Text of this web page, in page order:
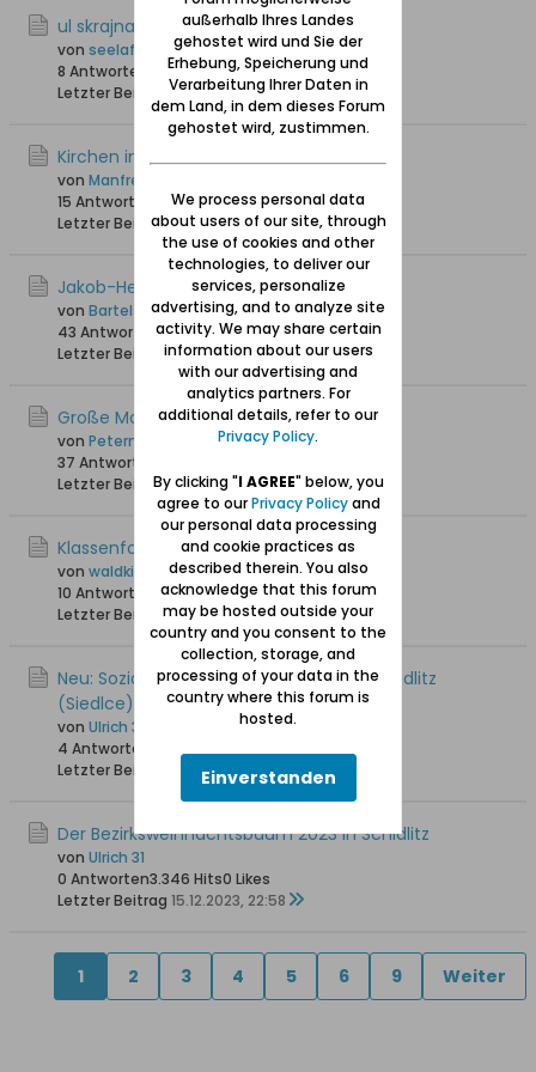
ul skrajna
von seelaff
8 Antworten
5.627 Hits0 Likes
Letzter Beitrag
02.09.2025, 15:09
Kirchen in Schidlitz
von Manfrederik
15 Antworten
11.225 Hits0 Likes
Letzter Beitrag25.01.2025, 13:11
Jakob-Hegge-Kapelle Schidlitz
von Bartels
43 Antworten58.117 Hits0 Likes
Letzter Beitrag30.12.2024, 15:36
Große Molde
von Petermann
37 Antworten
Letzter Beitrag 01.08.2024, 11:59
Klassenfoto Jahrgang 1930
von waldkind
10 Antworten
4.962 Hits0 Likes
Letzter Beitrag19.06.2024, 15:39
Neu: Soziales Café "Caffe Aktywni" in Schidlitz
(Siedlce)
von Ulrich 31
4 Antworten
Letzter Beitrag
21.12.2023, 23:57
Der Bezirksweihnachtsbaum 2023 in Schidlitz
von Ulrich 31
0 Antworten3.346 Hits0 Likes
Letzter Beitrag 15.12.2023, 22:58
1 2 3 4 5 6 9 Weiter
außerhalb Ihres Landes
gehostet wird und Sie der
Erhebung, Speicherung und
Verarbeitung Ihrer Daten in
dem Land, in dem dieses Forum
gehostet wird, zustimmen.
We process personal data
about users of our site, through
the use of cookies and other
technologies, to deliver our
services, personalize
advertising, and to analyze site
activity. We may share certain
information about our users
with our advertising and
analytics partners. For
additional details, refer to our
Privacy Policy.
By clicking "I AGREE" below, you
agree to ourPrivacy Policyand
our personal data processing
and cookie practices as
described therein. You also
acknowledge that this forum
may be hosted outside your
country and you consent to the
collection, storage, and
processing of your data in the
country where this forum is
hosted.
Einverstanden